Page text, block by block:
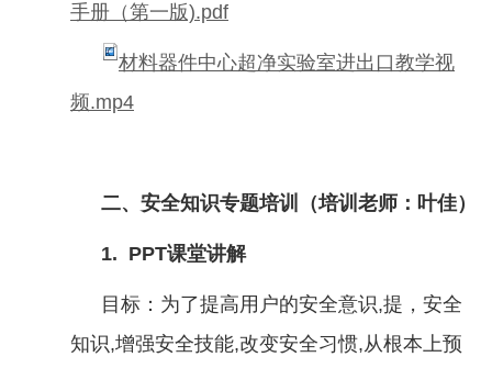
手册（第一版).pdf
材料器件中心超净实验室进出口教学视
频.mp4
二、安全知识专题培训（培训老师：叶佳）
1. PPT课堂讲解
目标：为了提高用户的安全意识,提，安全
知识,增强安全技能,改变安全习惯,从根本上预